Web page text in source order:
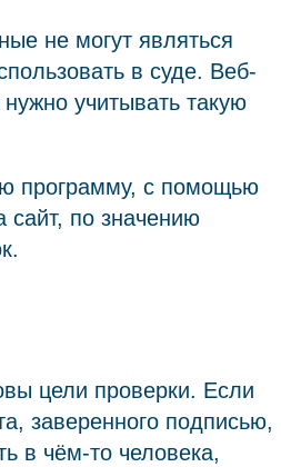
не могут являться
в суде. Веб-
учитывать такую
программу, с помощью
сайт, по значению
цели проверки. Если
заверенного подписью,
в чём-то человека,